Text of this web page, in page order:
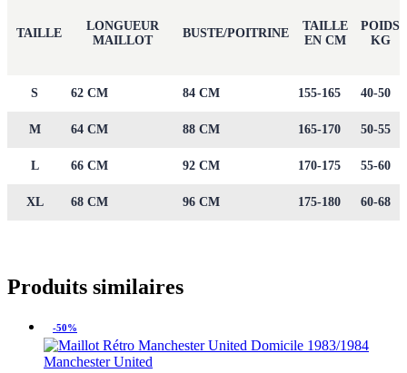
TAILLE
LONGUEUR
MAILLOT
BUSTE/POITRINE
TAILLE
EN CM
POIDS
KG
S 62 CM 84 CM 155-165 40-50
M 64 CM 88 CM 165-170 50-55
L 66 CM 92 CM 170-175 55-60
XL 68 CM 96 CM 175-180 60-68
Produits similaires
-50%
Manchester United